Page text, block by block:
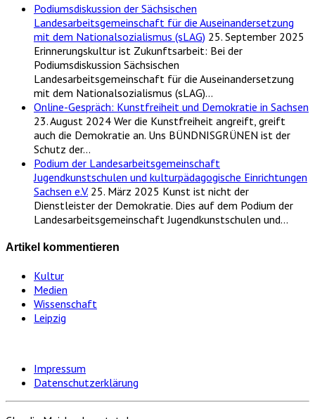
Podiumsdiskussion der Sächsischen
Landesarbeitsgemeinschaft für die Auseinandersetzung
mit dem Nationalsozialismus (sLAG) 25. September 2025
Erinnerungskultur ist Zukunftsarbeit: Bei der
Podiumsdiskussion Sächsischen
Landesarbeitsgemeinschaft für die Auseinandersetzung
mit dem Nationalsozialismus (sLAG)…
Online-Gespräch: Kunstfreiheit und Demokratie in Sachsen
23. August 2024 Wer die Kunstfreiheit angreift, greift
auch die Demokratie an. Uns BÜNDNISGRÜNEN ist der
Schutz der…
Podium der Landesarbeitsgemeinschaft
Jugendkunstschulen und kulturpädagogische Einrichtungen
Sachsen e.V. 25. März 2025 Kunst ist nicht der
Dienstleister der Demokratie. Dies auf dem Podium der
Landesarbeitsgemeinschaft Jugendkunstschulen und…
Artikel kommentieren
Kultur
Medien
Wissenschaft
Leipzig
Impressum
Datenschutzerklärung